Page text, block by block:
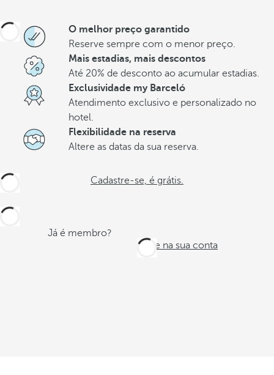
O melhor preço garantido
Reserve sempre com o menor preço.
Mais estadias, mais descontos
Até 20% de desconto ao acumular estadias.
Exclusividade my Barceló
Atendimento exclusivo e personalizado no
hotel.
Flexibilidade na reserva
Altere as datas da sua reserva.
Cadastre-se, é grátis.
Já é membro?
Entre na sua conta